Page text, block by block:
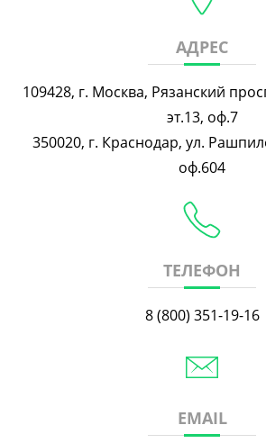
АДРЕС
109428, г. Москва, Рязанский
эт.13, оф.7
350020, г. Краснодар, ул.
оф.604
ТЕЛЕФОН
8 (800) 351-19-16
EMAIL